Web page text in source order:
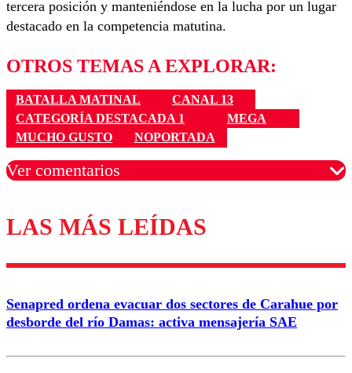
tercera posición y manteniéndose en la lucha por un lugar
destacado en la competencia matutina.
OTROS TEMAS A EXPLORAR:
BATALLA MATINAL
CANAL 13
CATEGORÍA DESTACADA 1
MEGA
MUCHO GUSTO
NOPORTADA
Ver comentarios
Los comentarios son moderados para garantizar un
diálogo respetuoso.
Nombre
Correo
LAS MÁS LEÍDAS
Senapred ordena evacuar dos sectores de Carahue por
desborde del río Damas: activa mensajería SAE